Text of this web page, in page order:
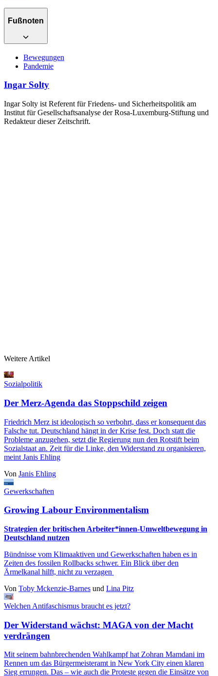
Fußnoten
Bewegungen
Pandemie
Ingar Solty
Ingar Solty ist Referent für Friedens- und Sicherheitspolitik am
Institut für Gesellschaftsanalyse der Rosa-Luxemburg-Stiftung und
Redakteur dieser Zeitschrift.
Weitere Artikel
Sozialpolitik
Der Merz-Agenda das Stoppschild zeigen
Friedrich Merz ist ideologisch so verbohrt, dass er konsequent das
Falsche tut. Deutschland hängt in der Krise fest. Doch statt die
Probleme anzugehen, setzt die Regierung nun den Rotstift beim
Sozialstaat an. Zeit für die Linke, den Widerstand zu organisieren,
meint Janis Ehling
Von Janis Ehling
Gewerkschaften
Growing Labour Environmentalism
Strategien der britischen Arbeiter*innen-Umweltbewegung in
Deutschland nutzen
Bündnisse vom Klimaaktiven und Gewerkschaften haben es in
Zeiten des fossilen Rollbacks schwer. Ein Blick über den
Ärmelkanal hilft, nicht zu verzagen
Von Toby Mckenzie-Barnes und Lina Pitz
Welchen Antifaschismus braucht es jetzt?
Der Widerstand wächst: MAGA von der Macht
verdrängen
Mit seinem bahnbrechenden Wahlkampf hat Zohran Mamdani im
Rennen um das Bürgermeisteramt in New York City einen klaren
Sieg errungen. Das – wie auch die Proteste gegen die Einsätze von